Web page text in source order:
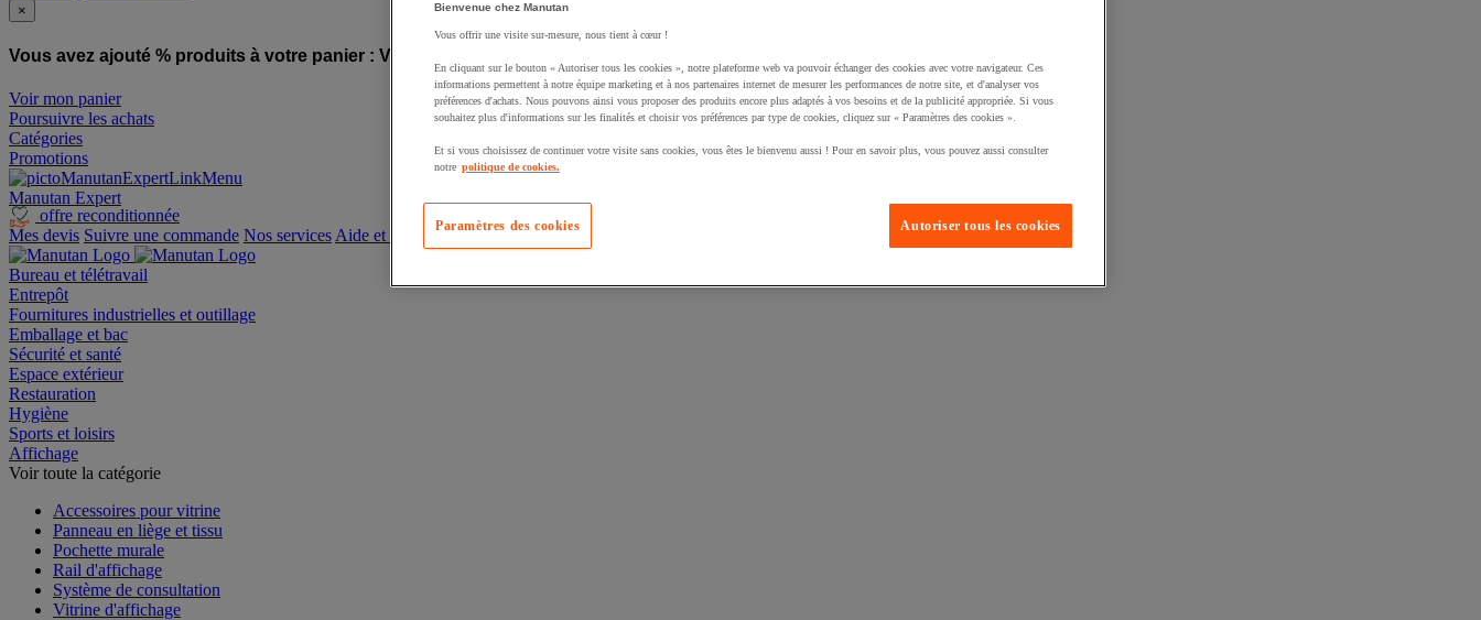
×
Vous avez ajouté % produits à votre panier : Vous avez ajouté un produit à votre panier :
Voir mon panier
Poursuivre les achats
Catégories
Promotions
Manutan Expert
offre reconditionnée
Mes devis Suivre une commande Nos services Aide et contact
Bureau et télétravail
Entrepôt
Fournitures industrielles et outillage
Emballage et bac
Sécurité et santé
Espace extérieur
Restauration
Hygiène
Sports et loisirs
Affichage
Voir toute la catégorie
Accessoires pour vitrine
Panneau en liège et tissu
Pochette murale
Rail d'affichage
Système de consultation
Vitrine d'affichage
Bienvenue chez Manutan
Vous offrir une visite sur-mesure, nous tient à cœur !
En cliquant sur le bouton « Autoriser tous les cookies », notre plateforme web va pouvoir échanger des cookies avec votre navigateur. Ces
informations permettent à notre équipe marketing et à nos partenaires internet de mesurer les performances de notre site, et d'analyser vos
préférences d'achats. Nous pouvons ainsi vous proposer des produits encore plus adaptés à vos besoins et de la publicité appropriée. Si vous
souhaitez plus d'informations sur les finalités et choisir vos préférences par type de cookies, cliquez sur « Paramètres des cookies ».
Et si vous choisissez de continuer votre visite sans cookies, vous êtes le bienvenu aussi ! Pour en savoir plus, vous pouvez aussi consulter
notre politique de cookies.
Autoriser tous les cookies
Paramètres des cookies